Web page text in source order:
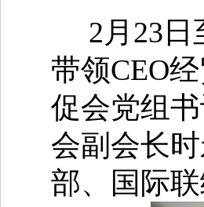
2月23
带领CEO
促会党组
会副会长
部、国际